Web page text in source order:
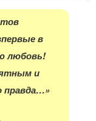
в
любовь!
и
правда…»